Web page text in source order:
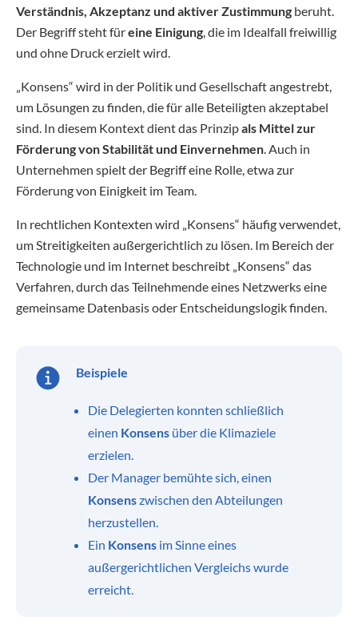
Verständnis, Akzeptanz und aktiver Zustimmung beruht.
Der Begriff steht füreine Einigung, die im Idealfall freiwillig
und ohne Druck erzielt wird.
„Konsens“ wird in der Politik und Gesellschaft angestrebt,
um Lösungen zu finden, die für alle Beteiligten akzeptabel
sind. In diesem Kontext dient das Prinzipals Mittel zur
Förderung von Stabilität und Einvernehmen. Auch in
Unternehmen spielt der Begriff eine Rolle, etwa zur
Förderung von Einigkeit im Team.
In rechtlichen Kontexten wird „Konsens“ häufig verwendet,
um Streitigkeiten außergerichtlich zu lösen. Im Bereich der
Technologie und im Internet beschreibt „Konsens“ das
Verfahren, durch das Teilnehmende eines Netzwerks eine
gemeinsame Datenbasis oder Entscheidungslogik finden.
Beispiele
Die Delegierten konnten schließlich
einen Konsens über die Klimaziele
erzielen.
Der Manager bemühte sich, einen
Konsenszwischen den Abteilungen
herzustellen.
Ein Konsens im Sinne eines
außergerichtlichen Vergleichs wurde
erreicht.